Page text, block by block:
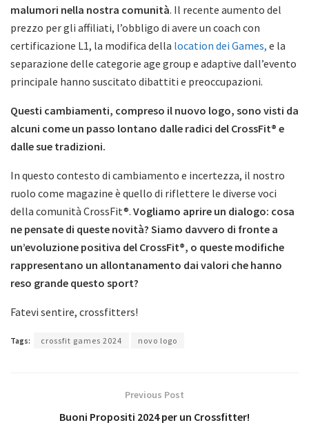
malumori nella nostra comunità. Il recente aumento del
prezzo per gli affiliati, l’obbligo di avere un coach con
certificazione L1, la modifica della location dei Games, e la
separazione delle categorie age group e adaptive dall’evento
principale hanno suscitato dibattiti e preoccupazioni.
Questi cambiamenti, compreso il nuovo logo, sono visti da
alcuni come un passo lontano dalle radici del CrossFit® e
dalle sue tradizioni.
In questo contesto di cambiamento e incertezza, il nostro
ruolo come magazine è quello di riflettere le diverse voci
della comunità CrossFit®. Vogliamo aprire un dialogo: cosa
ne pensate di queste novità? Siamo davvero di fronte a
un’evoluzione positiva del CrossFit®, o queste modifiche
rappresentano un allontanamento dai valori che hanno
reso grande questo sport?
Fatevi sentire, crossfitters!
Tags: crossfit games 2024 novo logo
Previous Post
Buoni Propositi 2024 per un Crossfitter!